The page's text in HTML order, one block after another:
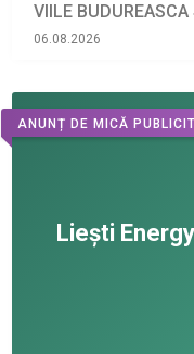
VIILE BUDUREASCA
06.08.2026
ANUNȚ DE MICĂ